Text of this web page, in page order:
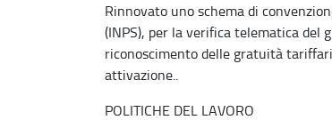
Rinnovato uno schema di
(INPS), per la verifica telematica del
riconoscimento delle gratuità
attivazione..
POLITICHE DEL LAVORO